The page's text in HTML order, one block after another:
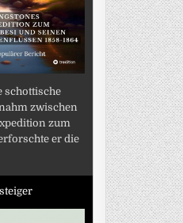
schottische
zwischen
zum
er die